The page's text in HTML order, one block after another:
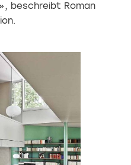
beschreibt Roman